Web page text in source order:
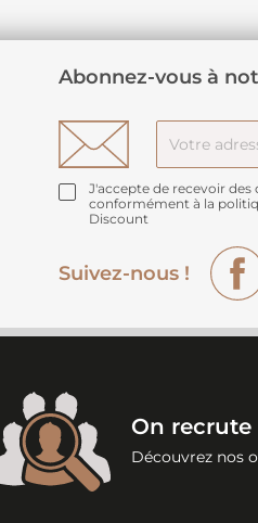
Abonnez-vous à
J'accepte de recevoir
conformément à la
Discount
Suivez-nous !
On recrute
Découvrez nos